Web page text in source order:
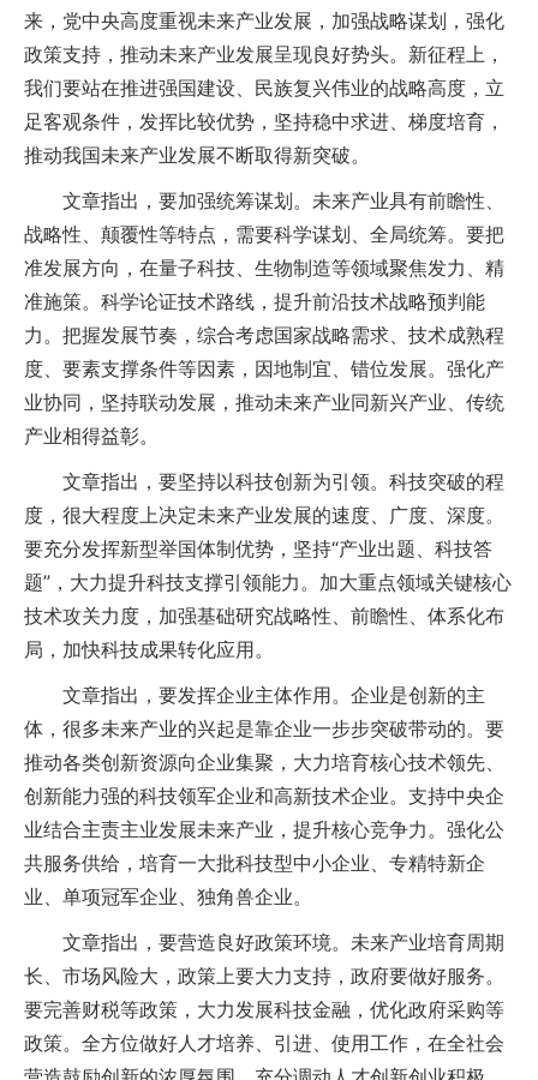
来，党中央高度重视未来产业发展，加强战略谋划，强化
政策支持，推动未来产业发展呈现良好势头。新征程上，
我们要站在推进强国建设、民族复兴伟业的战略高度，立
足客观条件，发挥比较优势，坚持稳中求进、梯度培育，
推动我国未来产业发展不断取得新突破。
文章指出，要加强统筹谋划。未来产业具有前瞻性、
战略性、颠覆性等特点，需要科学谋划、全局统筹。要把
准发展方向，在量子科技、生物制造等领域聚焦发力、精
准施策。科学论证技术路线，提升前沿技术战略预判能
力。把握发展节奏，综合考虑国家战略需求、技术成熟程
度、要素支撑条件等因素，因地制宜、错位发展。强化产
业协同，坚持联动发展，推动未来产业同新兴产业、传统
产业相得益彰。
文章指出，要坚持以科技创新为引领。科技突破的程
度，很大程度上决定未来产业发展的速度、广度、深度。
要充分发挥新型举国体制优势，坚持“产业出题、科技答
题”，大力提升科技支撑引领能力。加大重点领域关键核心
技术攻关力度，加强基础研究战略性、前瞻性、体系化布
局，加快科技成果转化应用。
文章指出，要发挥企业主体作用。企业是创新的主
体，很多未来产业的兴起是靠企业一步步突破带动的。要
推动各类创新资源向企业集聚，大力培育核心技术领先、
创新能力强的科技领军企业和高新技术企业。支持中央企
业结合主责主业发展未来产业，提升核心竞争力。强化公
共服务供给，培育一大批科技型中小企业、专精特新企
业、单项冠军企业、独角兽企业。
文章指出，要营造良好政策环境。未来产业培育周期
长、市场风险大，政策上要大力支持，政府要做好服务。
要完善财税等政策，大力发展科技金融，优化政府采购等
政策。全方位做好人才培养、引进、使用工作，在全社会